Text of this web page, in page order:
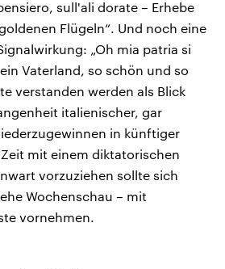
sull'ali dorate – Erhebe
Flügeln“. Und noch eine
„Oh mia patria si
Vaterland, so schön und so
verstanden werden als Blick
italienischer, gar
in künftiger
mit einem diktatorischen
vorzuziehen sollte sich
Wochenschau – mit
vornehmen.